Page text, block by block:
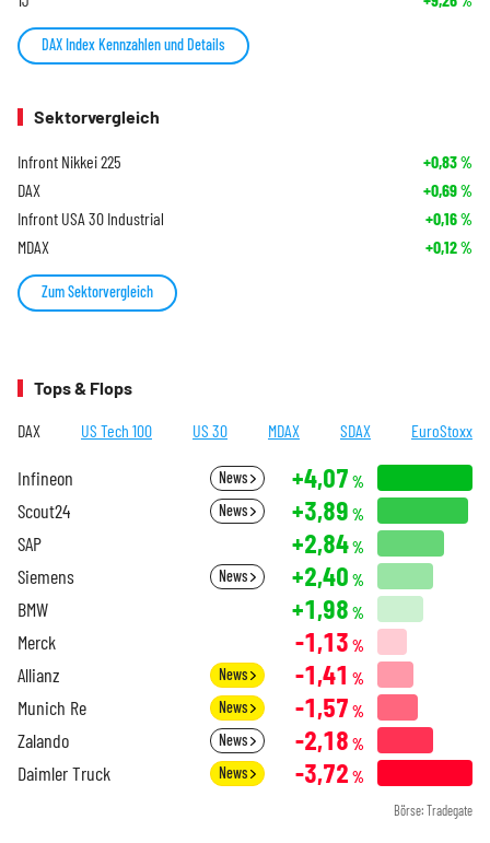
DAX Index Kennzahlen und Details
Sektorvergleich
Infront Nikkei 225 +0,83%
DAX +0,69%
Infront USA 30 Industrial +0,16%
MDAX +0,12%
Zum Sektorvergleich
Tops & Flops
DAX US Tech 100 US 30 MDAX SDAX EuroStoxx
Infineon News +4,07 %
Scout24 News +3,89 %
SAP +2,84%
Siemens News +2,40 %
BMW +1,98 %
Merck -1,13 %
Allianz News -1,41 %
Munich Re News -1,57 %
Zalando News -2,18 %
Daimler Truck News -3,72 %
Börse: Tradegate